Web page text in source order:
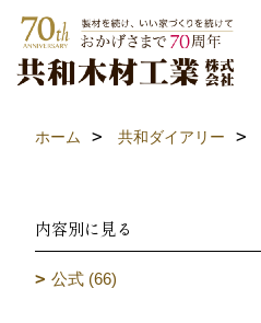
ホーム 共和ダイアリー
内容別に見る
公式 (66)